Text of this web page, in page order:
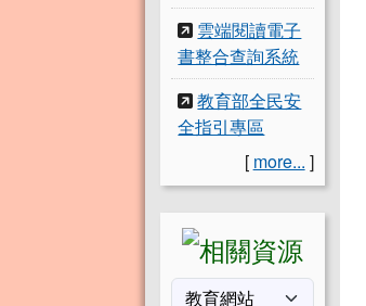
雲端閱讀電子
書整合查詢系統
教育部全民安
全指引專區
[ more... ]